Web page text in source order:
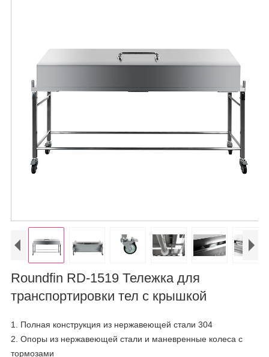
Roundfin RD-1519 Тележка для
транспортировки тел с крышкой
1. Полная конструкция из нержавеющей стали 304
2. Опоры из нержавеющей стали и маневренные колеса с
тормозами